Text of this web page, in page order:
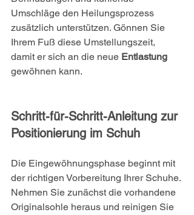
Umschläge den Heilungsprozess
zusätzlich unterstützen. Gönnen Sie
Ihrem Fuß diese Umstellungszeit,
damit er sich an die neue Entlastung
gewöhnen kann.
Schritt-für-Schritt-Anleitung zur
Positionierung im Schuh
Die Eingewöhnungsphase beginnt mit
der richtigen Vorbereitung Ihrer Schuhe.
Nehmen Sie zunächst die vorhandene
Originalsohle heraus und reinigen Sie